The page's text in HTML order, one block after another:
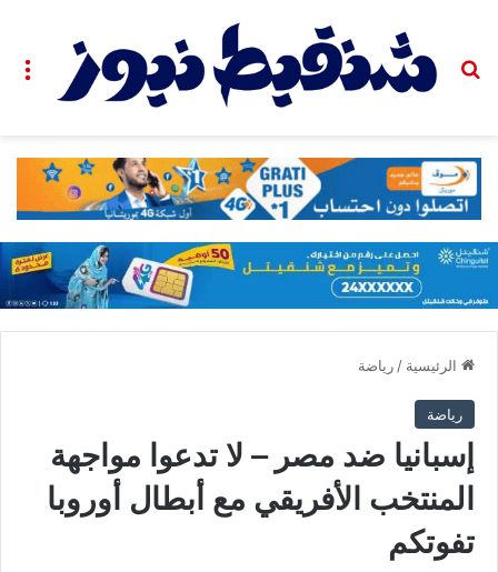
بحث عن
الرئيسية / رياضة
رياضة
إسبانيا ضد مصر – لا تدعوا مواجهة
المنتخب الأفريقي مع أبطال أوروبا
تفوتكم